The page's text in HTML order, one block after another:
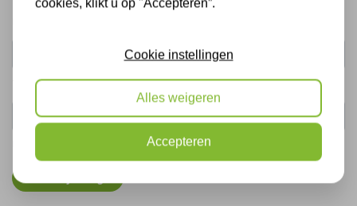
Telefoonnummer:
De gegevens die u hier verstrekt vallen onder ons
cookies, klikt u op "Accepteren”.
Cookie instellingen
Alles weigeren
Accepteren